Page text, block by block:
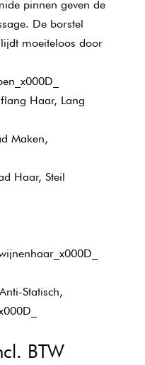
pinnen geven de
De borstel
moeiteloos door
Haar, Lang
Maken,
Haar, Steil
Statisch,
BTW